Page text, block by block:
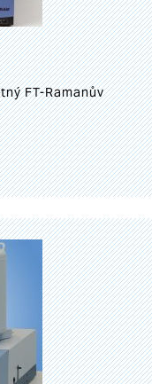
FT-Ramanův